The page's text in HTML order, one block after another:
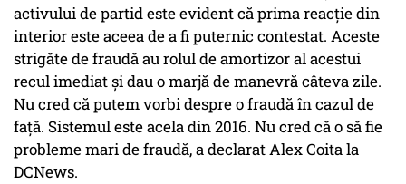
activului de partid este evident că prima reacție din
interior este aceea de a fi puternic contestat. Aceste
strigăte de fraudă au rolul de amortizor al acestui
recul imediat și dau o marjă de manevră câteva zile.
Nu cred că putem vorbi despre o fraudă în cazul de
față. Sistemul este acela din 2016. Nu cred că o să fie
probleme mari de fraudă, a declarat Alex Coita la
DCNews.